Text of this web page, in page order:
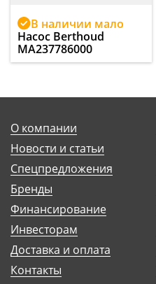
В наличии мало
Насос Berthoud
MA237786000
О компании
Новости и статьи
Спецпредложения
Бренды
Финансирование
Инвесторам
Доставка и оплата
Контакты